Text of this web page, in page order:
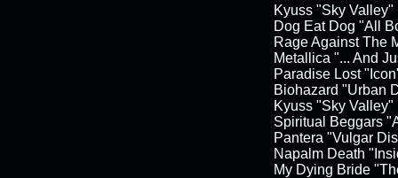
Kyuss "Sky Valley"
Dog Eat Dog "All
Rage Against The
Metallica "... And
Paradise Lost
Biohazard "Urban
Kyuss "Sky Valley"
Spiritual Beggars
Pantera "Vulgar
Napalm Death
My Dying Bride